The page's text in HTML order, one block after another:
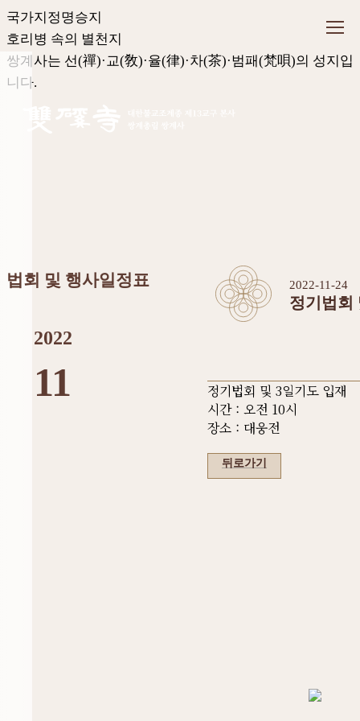
국가지정명승지
호리병 속의 별천지
쌍계사는 선(禪)·교(敎)·율(律)·차(茶)·범패(梵唄)의 성지입
니다.
법회 및 행사일정표
2022
11
2022-11-24
정기법회
정기법회 및 3일기도 입재
시간 : 오전 10시
장소 : 대웅전
뒤로가기